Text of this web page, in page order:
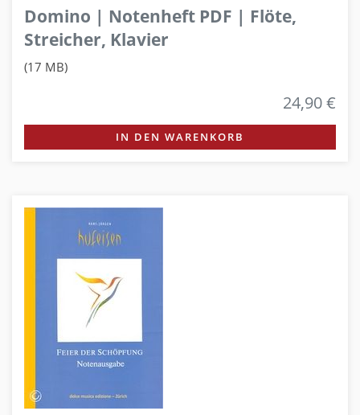
Domino | Notenheft PDF | Flöte,
Streicher, Klavier
(17 MB)
24,90 €
IN DEN WARENKORB